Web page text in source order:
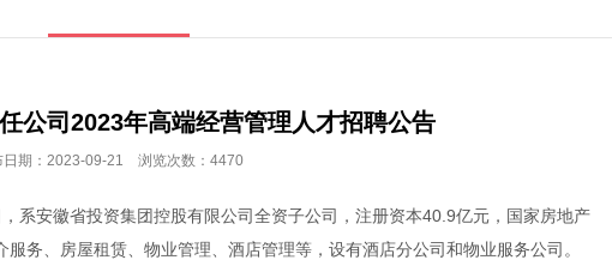
公司2023年高端经营管理人才招聘公告
日期：2023-09-21 浏览次数：4470
系安徽省投资集团控股有限公司全资子公司，注册资本40.9亿元，国家房地产
务、房屋租赁、物业管理、酒店管理等，设有酒店分公司和物业服务公司。